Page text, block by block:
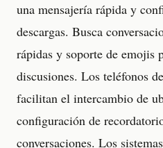
una mensajería rápida y
descargas. Busca
rápidas y soporte de emojis
discusiones. Los teléfonos
facilitan el intercambio de
configuración de
conversaciones. Los